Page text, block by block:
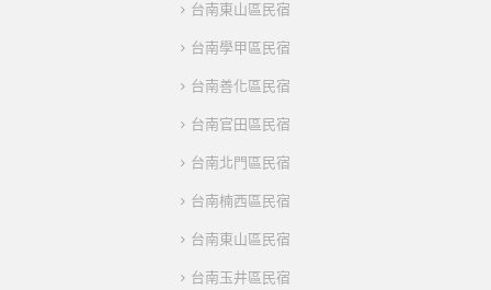
台南東山區民宿
台南學甲區民宿
台南善化區民宿
台南官田區民宿
台南北門區民宿
台南楠西區民宿
台南東山區民宿
台南玉井區民宿